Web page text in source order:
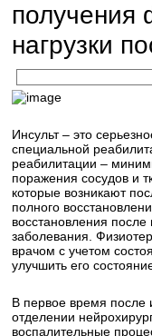
получения
нагрузки
Инсульт – это
специальной
реабилитации –
поражения сосудов и
которые возникают
полного
восстановления
заболевания.
врачом с учетом
улучшить его
В первое время после
отделении
воспалительные